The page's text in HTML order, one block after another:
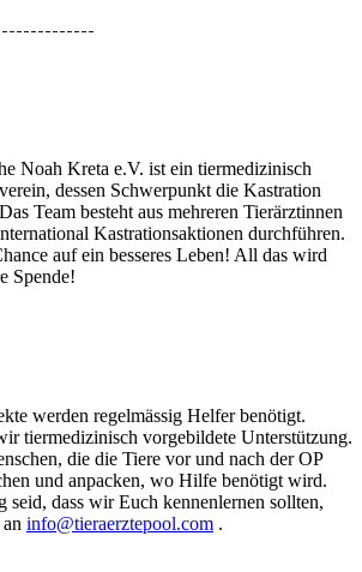
Noah Kreta e.V. ist ein tiermedizinisch
dessen Schwerpunkt die Kastration
Team besteht aus mehreren Tierärztinnen
Kastrationsaktionen durchführen.
auf ein besseres Leben! All das wird
Spende!
werden regelmässig Helfer benötigt.
tiermedizinisch vorgebildete Unterstützung.
die die Tiere vor und nach der OP
und anpacken, wo Hilfe benötigt wird.
seid, dass wir Euch kennenlernen sollten,
info@tieraerztepool.com .